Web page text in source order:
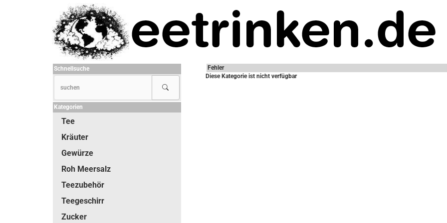
Fehler
Diese Kategorie ist nicht verfügbar
Schnellsuche
Kategorien
Tee
Kräuter
Gewürze
Roh Meersalz
Teezubehör
Teegeschirr
Zucker